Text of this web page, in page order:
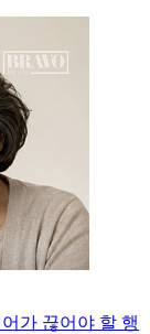
가 끊어야 할 행